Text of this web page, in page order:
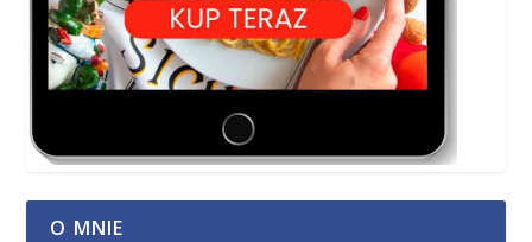
O MNIE